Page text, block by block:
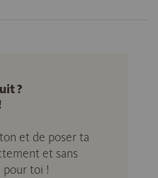
?
et de poser ta
et sans
pour toi !